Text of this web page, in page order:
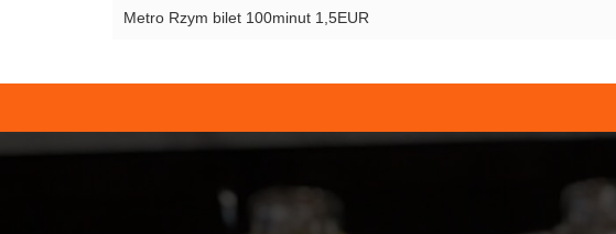
Metro Rzym bilet 100minut 1,5EUR